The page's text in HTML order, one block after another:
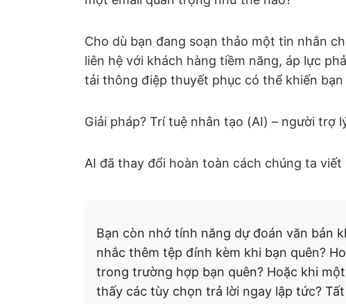
Cho dù bạn đang soạn thảo một tin nhắn
liên hệ với khách hàng tiềm năng, áp lực
tải thông điệp thuyết phục có thể khiến
Giải pháp? Trí tuệ nhân tạo (AI) – người trợ
AI đã thay đổi hoàn toàn cách chúng ta
Bạn còn nhớ tính năng dự đoán văn bản
nhắc thêm tệp đính kèm khi bạn quên?
trong trường hợp bạn quên? Hoặc khi
thấy các tùy chọn trả lời ngay lập tức?